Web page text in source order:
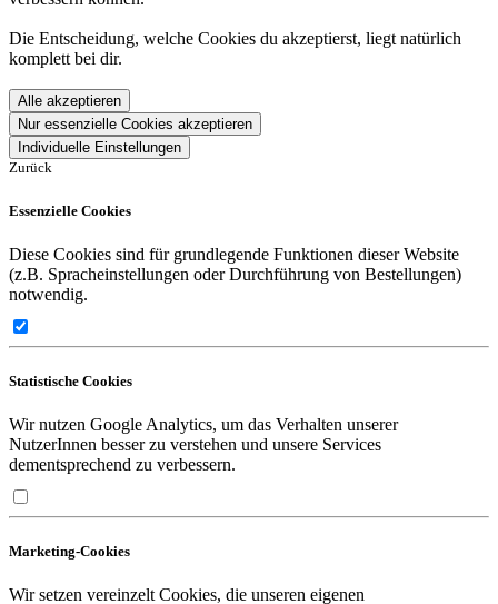
Die Entscheidung, welche Cookies du akzeptierst, liegt natürlich
komplett bei dir.
Alle akzeptieren
Nur essenzielle Cookies akzeptieren
Individuelle Einstellungen
Zurück
Essenzielle Cookies
Diese Cookies sind für grundlegende Funktionen dieser Website
(z.B. Spracheinstellungen oder Durchführung von Bestellungen)
notwendig.
Statistische Cookies
Wir nutzen Google Analytics, um das Verhalten unserer
NutzerInnen besser zu verstehen und unsere Services
dementsprechend zu verbessern.
Marketing-Cookies
Wir setzen vereinzelt Cookies, die unseren eigenen